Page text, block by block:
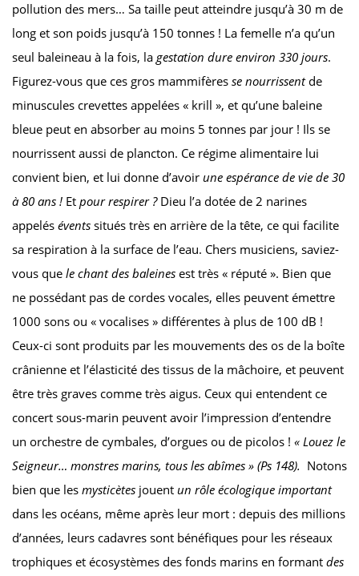
pollution des mers… Sa taille peut atteindre jusqu’à 30 m de
long et son poids jusqu’à 150 tonnes ! La femelle n’a qu’un
seul baleineau à la fois, la gestation dure environ 330 jours.
Figurez-vous que ces gros mammifères se nourrissentde
minuscules crevettes appelées « krill », et qu’une baleine
bleue peut en absorber au moins 5 tonnes par jour ! Ils se
nourrissent aussi de plancton. Ce régime alimentaire lui
convient bien, et lui donne d’avoir une espérance de vie de 30
à 80 ans ! Et pour respirer ?Dieu l’a dotée de 2 narines
appelés évents situés très en arrière de la tête, ce qui facilite
sa respiration à la surface de l’eau. Chers musiciens, saviez-
vous que le chant des baleines est très « réputé ». Bien que
ne possédant pas de cordes vocales, elles peuvent émettre
1000 sons ou « vocalises » différentes à plus de 100 dB !
Ceux-ci sont produits par les mouvements des os de la boîte
crânienne et l’élasticité des tissus de la mâchoire, et peuvent
être très graves comme très aigus. Ceux qui entendent ce
concert sous-marin peuvent avoir l’impression d’entendre
un orchestre de cymbales, d’orgues ou de picolos ! « Louez le
Seigneur… monstres marins, tous les abîmes » (Ps 148). Notons
bien que les mysticètes jouent un rôle écologique important
dans les océans, même après leur mort : depuis des millions
d’années, leurs cadavres sont bénéfiques pour les réseaux
trophiques et écosystèmes des fonds marins en formant des